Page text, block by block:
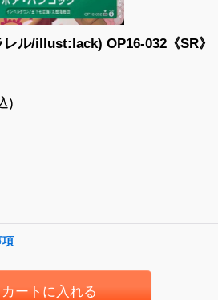
ル/illust:lack) OP16-032《SR》
)
項
カートに入れる